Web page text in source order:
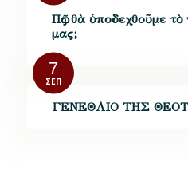
Πῶς θὰ ὑποδεχθοῦμε
μας;
7
ΣΕΠ
ΓΕΝΕΘΛΙΟ ΤΗΣ